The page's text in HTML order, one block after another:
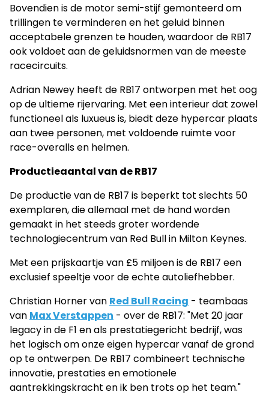
Bovendien is de motor semi-stijf gemonteerd om
trillingen te verminderen en het geluid binnen
acceptabele grenzen te houden, waardoor de RB17
ook voldoet aan de geluidsnormen van de meeste
racecircuits.
Adrian Newey heeft de RB17 ontworpen met het oog
op de ultieme rijervaring. Met een interieur dat zowel
functioneel als luxueus is, biedt deze hypercar plaats
aan twee personen, met voldoende ruimte voor
race-overalls en helmen.
Productieaantal van de RB17
De productie van de RB17 is beperkt tot slechts 50
exemplaren, die allemaal met de hand worden
gemaakt in het steeds groter wordende
technologiecentrum van Red Bull in Milton Keynes.
Met een prijskaartje van £5 miljoen is de RB17 een
exclusief speeltje voor de echte autoliefhebber.
Christian Horner van Red Bull Racing - teambaas
van Max Verstappen - over de RB17: "Met 20 jaar
legacy in de F1 en als prestatiegericht bedrijf, was
het logisch om onze eigen hypercar vanaf de grond
op te ontwerpen. De RB17 combineert technische
innovatie, prestaties en emotionele
aantrekkingskracht en ik ben trots op het team."